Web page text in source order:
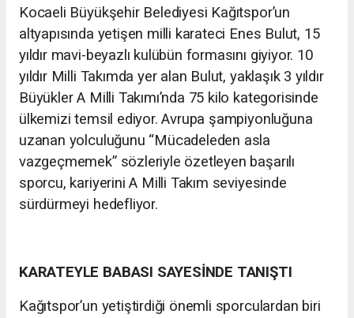
Kocaeli Büyükşehir Belediyesi Kağıtspor’un
altyapısında yetişen milli karateci Enes Bulut, 15
yıldır mavi-beyazlı kulübün formasını giyiyor. 10
yıldır Milli Takımda yer alan Bulut, yaklaşık 3 yıldır
Büyükler A Milli Takımı’nda 75 kilo kategorisinde
ülkemizi temsil ediyor. Avrupa şampiyonluğuna
uzanan yolculuğunu “Mücadeleden asla
vazgeçmemek” sözleriyle özetleyen başarılı
sporcu, kariyerini A Milli Takım seviyesinde
sürdürmeyi hedefliyor.
KARATEYLE BABASI SAYESİNDE TANIŞTI
Kağıtspor’un yetiştirdiği önemli sporculardan biri